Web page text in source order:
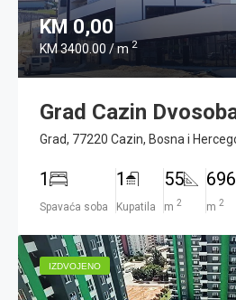
KM 0,00
KM 3400.00 / m 2
Grad Cazin
Grad, 77220 Cazin, Bosna i
1
Spavaća soba
1
Kupatila
55
m 2 m 2
IZDVOJENO